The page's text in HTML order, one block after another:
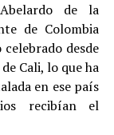
de la
de Colombia
desde
Cali, lo que ha
en ese país
recibían el